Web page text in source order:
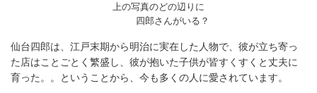
上の写真のどの辺りに
四郎さんがいる？
仙台四郎は、江戸末期から明治に実在した人物で、彼が立ち寄っ
た店はことごとく繁盛し、彼が抱いた子供が皆すくすくと丈夫に
育った。。ということから、今も多くの人に愛されています。